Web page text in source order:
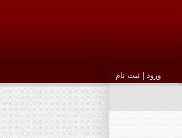
ورود ثبت نام